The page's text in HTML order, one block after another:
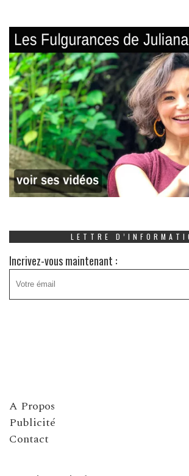
LETTRE
Incrivez-vous maintenant :
A Propos
Publicité
Contact